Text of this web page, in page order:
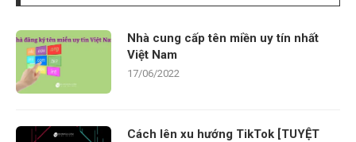
Nhà cung cấp tên miền uy tín nhất
Việt Nam
17/06/2022
Cách lên xu hướng TikTok [TUYỆT